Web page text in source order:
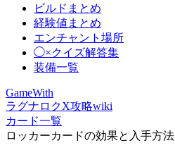
ビルドまとめ
経験値まとめ
エンチャント場所
◯×クイズ解答集
装備一覧
GameWith
ラグナロクX攻略wiki
カード一覧
ロッカーカードの効果と入手方法